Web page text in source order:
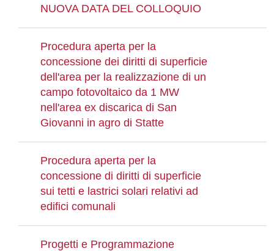
NUOVA DATA DEL COLLOQUIO
Procedura aperta per la
concessione dei diritti di superficie
dell'area per la realizzazione di un
campo fotovoltaico da 1 MW
nell'area ex discarica di San
Giovanni in agro di Statte
Procedura aperta per la
concessione di diritti di superficie
sui tetti e lastrici solari relativi ad
edifici comunali
Progetti e Programmazione